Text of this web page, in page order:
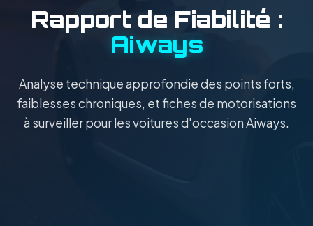
Rapport de Fiabilité :
Aiways
Analyse technique approfondie des points forts,
faiblesses chroniques, et fiches de motorisations
à surveiller pour les voitures d'occasion Aiways.